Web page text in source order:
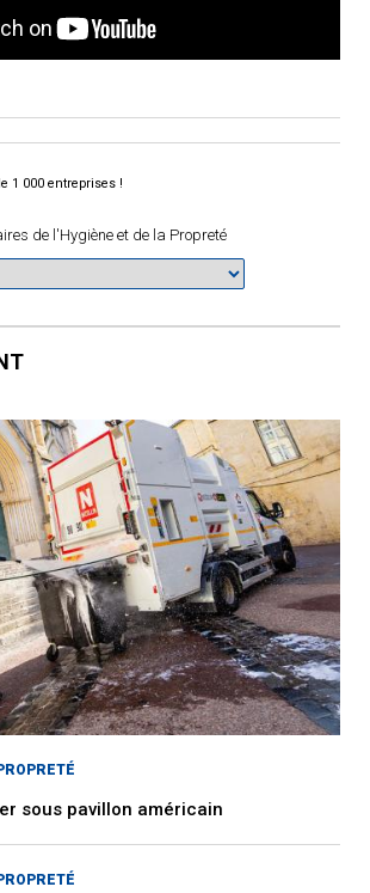
de l'Hygiène et de la Propreté
sous pavillon américain